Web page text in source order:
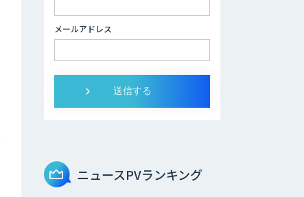
で顧客コミュニケ
「ZEROCK」
＜Dify活用＞AIエ
ージェントDRIVE
BASE」
メールアドレス
ニュースPVランキング